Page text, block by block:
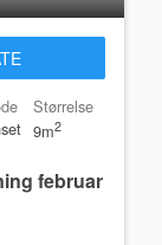
Størrelse
9m2
februar